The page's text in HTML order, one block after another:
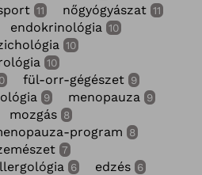
11 nőgyógyászat 11
endokrinológia 10
10
10
fül-orr-gégészet 9
9 menopauza 9
mozgás 8
program 8
7
6 edzés 6